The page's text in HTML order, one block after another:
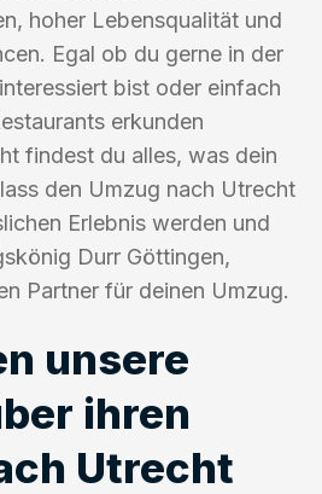
hoher Lebensqualität und
Egal ob du gerne in der
bist oder einfach
erkunden
findest du alles, was dein
den Umzug nach Utrecht
Erlebnis werden und
Durr Göttingen,
Partner für deinen Umzug.
unsere
ihren
Utrecht